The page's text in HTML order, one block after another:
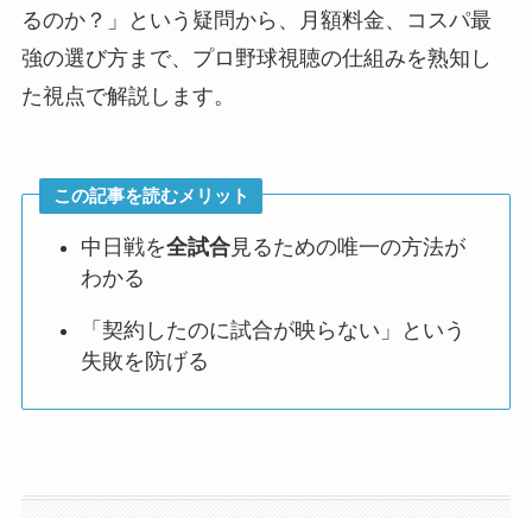
るのか？」という疑問から、月額料金、コスパ最
強の選び方まで、プロ野球視聴の仕組みを熟知し
た視点で解説します。
この記事を読むメリット
中日戦を全試合見るための唯一の方法が
わかる
「契約したのに試合が映らない」という
失敗を防げる